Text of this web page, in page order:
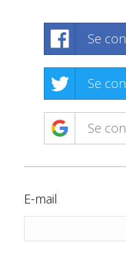
Se
Se
Se
E-mail